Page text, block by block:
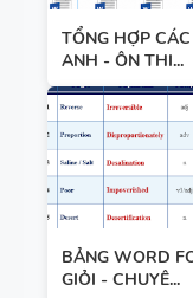
TỔNG HỢP
ANH - ÔN THI...
BẢNG WORD
GIỎI - CHUYÊ...